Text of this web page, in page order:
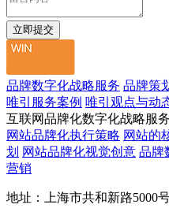
品牌数字化战略服务 品牌策
唯引服务案例 唯引观点与动
互联网品牌化数字化战略服务
网站品牌化执行策略 网站的
划 网站品牌化视觉创意 品牌
营销
地址：上海市共和新路5000